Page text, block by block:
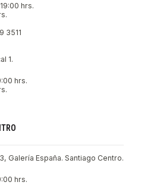
hrs.
3511
1.
hrs.
Galería España. Santiago Centro.
hrs.